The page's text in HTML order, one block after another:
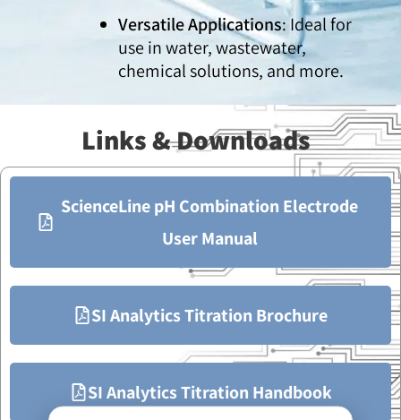
Versatile Applications: Ideal for
use in water, wastewater,
chemical solutions, and more.
Links & Downloads
ScienceLine pH Combination Electrode
User Manual
SI Analytics Titration Brochure
SI Analytics Titration Handbook